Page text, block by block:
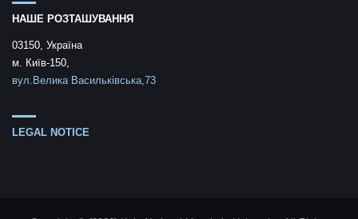
НАШЕ РОЗТАШУВАННЯ
03150, Україна
м. Київ-150,
вул.Велика Васильківська,73
LEGAL NOTICE